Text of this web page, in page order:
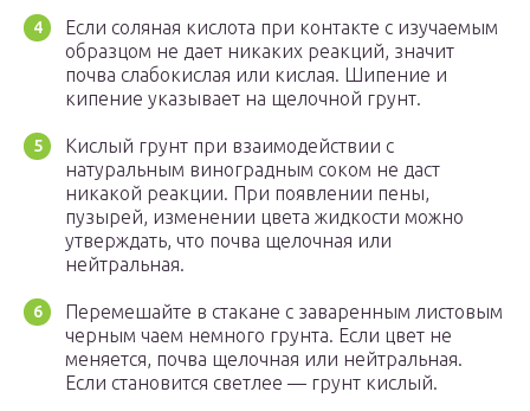
Если соляная кислота при контакте с изучаемым
образцом не дает никаких реакций, значит
почва слабокислая или кислая. Шипение и
кипение указывает на щелочной грунт.
Кислый грунт при взаимодействии с
натуральным виноградным соком не даст
никакой реакции. При появлении пены,
пузырей, изменении цвета жидкости можно
утверждать, что почва щелочная или
нейтральная.
Перемешайте в стакане с заваренным листовым
черным чаем немного грунта. Если цвет не
меняется, почва щелочная или нейтральная.
Если становится светлее — грунт кислый.